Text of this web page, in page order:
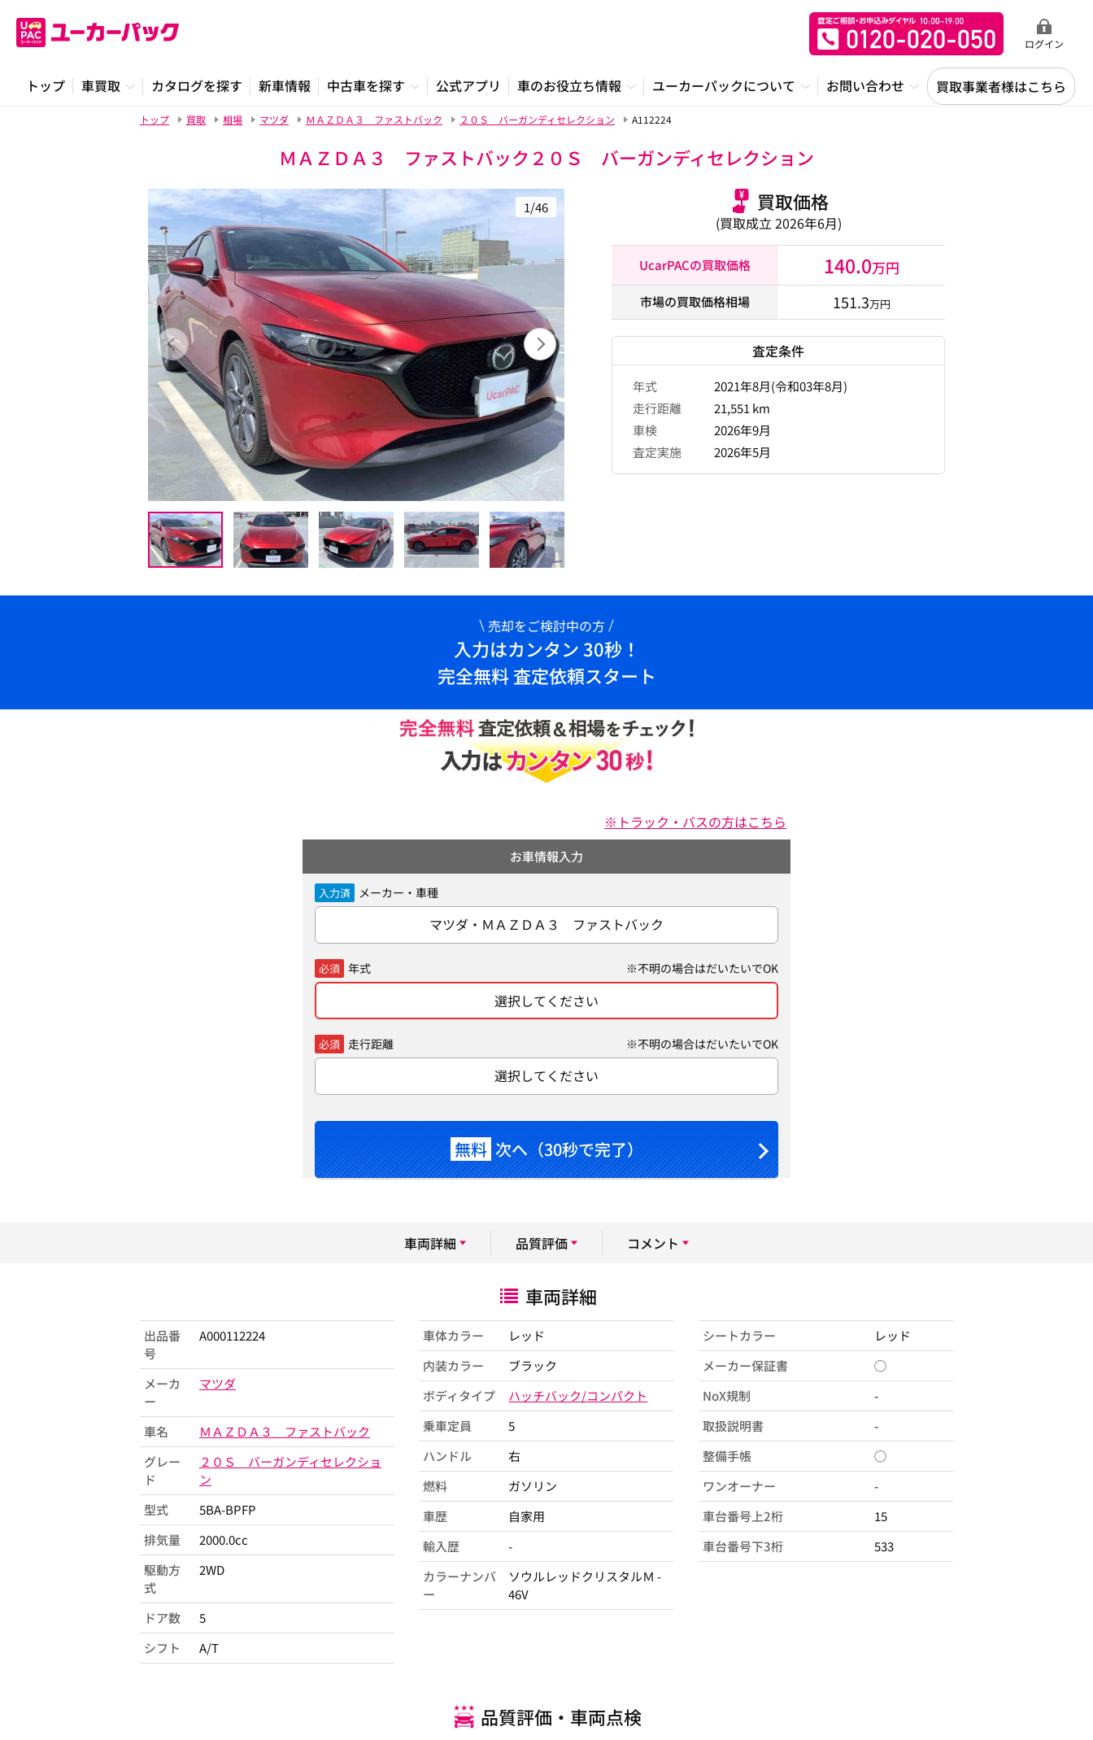
ログイン
トップ 車買取 カタログを探す 新車情報 中古車を探す 公式アプリ 車のお役立ち情報 ユーカーパックについて お問い合わせ 買取事業者様はこちら
トップ 買取 相場 マツダ ＭＡＺＤＡ３ ファストバック ２０Ｓ バーガンディセレクション A112224
ＭＡＺＤＡ３ ファストバック２０Ｓ バーガンディセレクション
1/46 買取価格
(買取成立 2026年6月)
UcarPACの買取価格 140.0万円
市場の買取価格相場 151.3万円
査定条件
年式
2021年8月(令和03年8月)
走行距離
21,551 km
車検
2026年9月
査定実施
2026年5月
売却をご検討中の方
入力はカンタン 30秒！
完全無料 査定依頼スタート
※トラック・バスの方はこちら
お車情報入力
入力済 メーカー・車種
マツダ・ＭＡＺＤＡ３ ファストバック
必須 年式 ※不明の場合はだいたいでOK
選択してください
必須 走行距離 ※不明の場合はだいたいでOK
選択してください
無料 次へ（30秒で完了）
車両詳細 品質評価 コメント
車両詳細
出品番
号
A000112224
メーカ
ー
マツダ
車名
ＭＡＺＤＡ３ ファストバック
グレー
ド
２０Ｓ バーガンディセレクショ
ン
型式
5BA-BPFP
排気量
2000.0cc
駆動方
式
2WD
ドア数
5
シフト
A/T
車体カラー
レッド
内装カラー
ブラック
ボディタイプ
ハッチバック/コンパクト
乗車定員
5
ハンドル
右
燃料
ガソリン
車歴
自家用
輸入歴
-
カラーナンバ
ー
ソウルレッドクリスタルＭ -
46V
シートカラー
レッド
メーカー保証書
◯
NoX規制
-
取扱説明書
-
整備手帳
◯
ワンオーナー
-
車台番号上2桁
15
車台番号下3桁
533
品質評価・車両点検